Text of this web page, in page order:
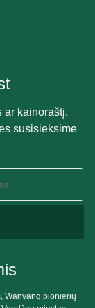
ar kainoraštį,
susisieksime
Wanyang pionierių